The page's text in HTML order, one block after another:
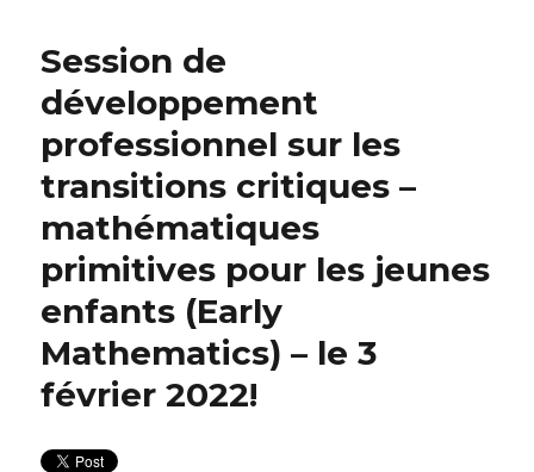
Session de
développement
professionnel sur les
transitions critiques –
mathématiques
primitives pour les jeunes
enfants (Early
Mathematics) – le 3
février 2022!